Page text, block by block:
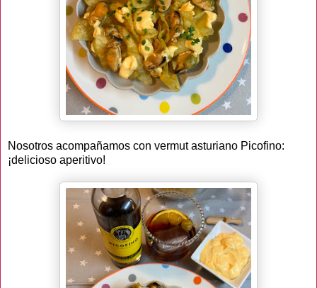
Nosotros acompañamos con vermut asturiano Picofino:
¡delicioso aperitivo!